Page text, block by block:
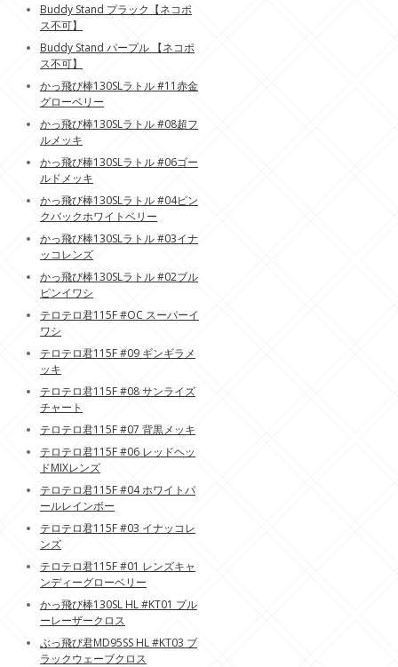
Buddy Stand プラック【ネコポ
ス不可】
Buddy Stand パープル 【ネコポ
ス不可】
かっ飛び棒130SLラトル #11赤金
グローベリー
かっ飛び棒130SLラトル #08超フ
ルメッキ
かっ飛び棒130SLラトル #06ゴー
ルドメッキ
かっ飛び棒130SLラトル #04ピン
クバックホワイトベリー
かっ飛び棒130SLラトル #03イナ
ッコレンズ
かっ飛び棒130SLラトル #02ブル
ピンイワシ
テロテロ君115F #OC スーパーイ
ワシ
テロテロ君115F #09 ギンギラメ
ッキ
テロテロ君115F #08 サンライズ
チャート
テロテロ君115F #07 背黒メッキ
テロテロ君115F #06 レッドヘッ
ドMIXレンズ
テロテロ君115F #04 ホワイトパ
ールレインボー
テロテロ君115F #03 イナッコレ
ンズ
テロテロ君115F #01 レンズキャ
ンディーグローベリー
かっ飛び棒130SL HL #KT01 ブル
ーレーザークロス
ぶっ飛び君MD95SS HL #KT03 ブ
ラックウェーブクロス